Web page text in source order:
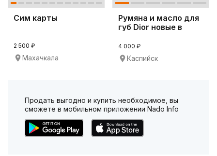
Сим карты
2 500 ₽
Махачкала
Румяна и масло для
губ Dior новые в
4 000 ₽
Каспийск
Продать выгодно и купить необходимое, вы
сможете в мобильном приложении Nado Info